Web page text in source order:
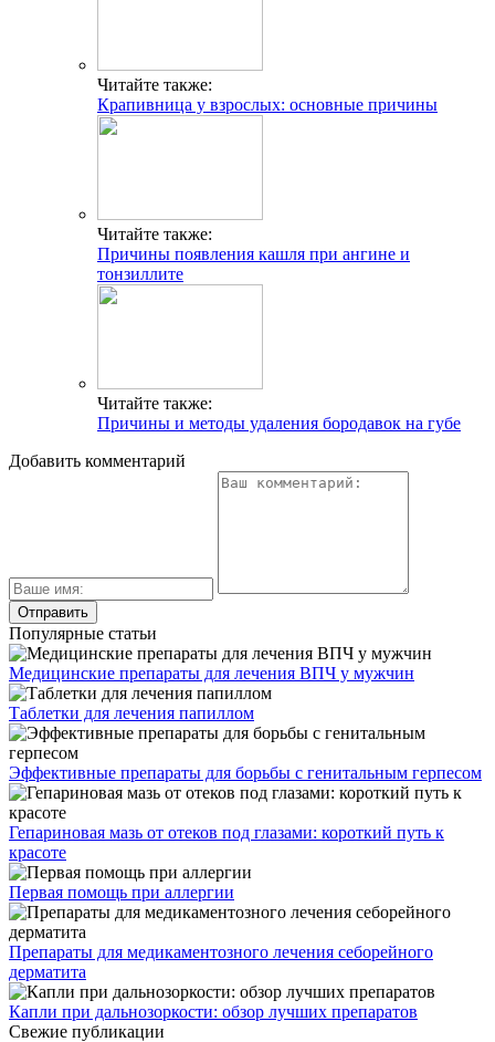
Читайте также:
Крапивница у взрослых: основные причины
Читайте также:
Причины появления кашля при ангине и
тонзиллите
Читайте также:
Причины и методы удаления бородавок на губе
Добавить комментарий
Популярные статьи
Медицинские препараты для лечения ВПЧ у мужчин
Таблетки для лечения папиллом
Эффективные препараты для борьбы с генитальным герпесом
Гепариновая мазь от отеков под глазами: короткий путь к
красоте
Первая помощь при аллергии
Препараты для медикаментозного лечения себорейного
дерматита
Капли при дальнозоркости: обзор лучших препаратов
Свежие публикации